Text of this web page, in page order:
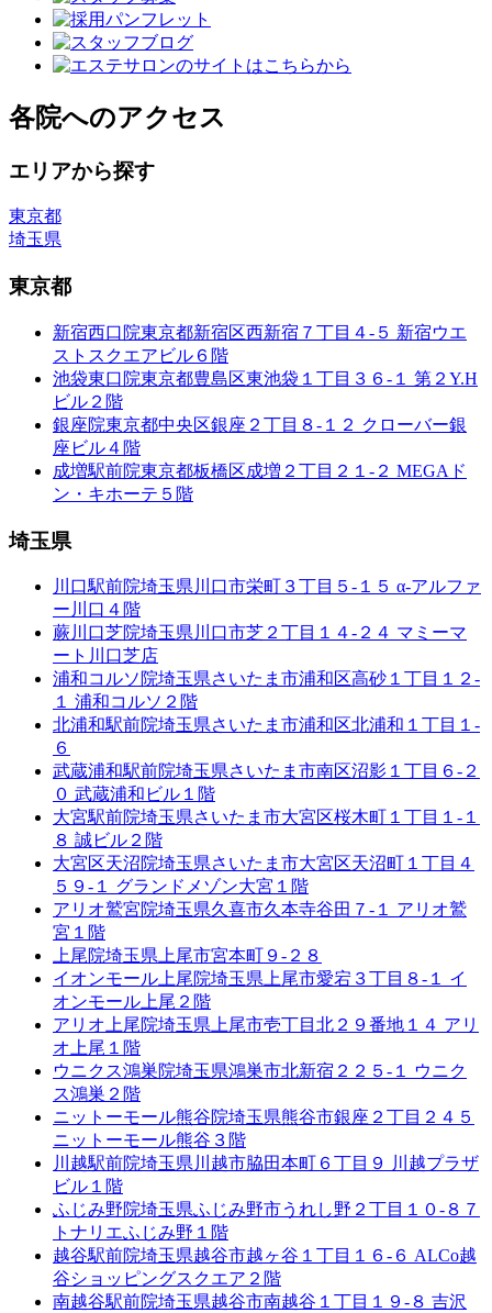
各院へのアクセス
エリアから探す
東京都
埼玉県
東京都
新宿西口院東京都新宿区西新宿７丁目４-５ 新宿ウエ
ストスクエアビル６階
池袋東口院東京都豊島区東池袋１丁目３６-１ 第２Y.H
ビル２階
銀座院東京都中央区銀座２丁目８-１２ クローバー銀
座ビル４階
成増駅前院東京都板橋区成増２丁目２１-２ MEGAド
ン・キホーテ５階
埼玉県
川口駅前院埼玉県川口市栄町３丁目５-１５ α-アルファ
ー川口４階
蕨川口芝院埼玉県川口市芝２丁目１４-２４ マミーマ
ート川口芝店
浦和コルソ院埼玉県さいたま市浦和区高砂１丁目１２-
１ 浦和コルソ２階
北浦和駅前院埼玉県さいたま市浦和区北浦和１丁目１-
６
武蔵浦和駅前院埼玉県さいたま市南区沼影１丁目６-２
０ 武蔵浦和ビル１階
大宮駅前院埼玉県さいたま市大宮区桜木町１丁目１-１
８ 誠ビル２階
大宮区天沼院埼玉県さいたま市大宮区天沼町１丁目４
５９-１ グランドメゾン大宮１階
アリオ鷲宮院埼玉県久喜市久本寺谷田７-１ アリオ鷲
宮１階
上尾院埼玉県上尾市宮本町９-２８
イオンモール上尾院埼玉県上尾市愛宕３丁目８-１ イ
オンモール上尾２階
アリオ上尾院埼玉県上尾市壱丁目北２９番地１４ アリ
オ上尾１階
ウニクス鴻巣院埼玉県鴻巣市北新宿２２５-１ ウニク
ス鴻巣２階
ニットーモール熊谷院埼玉県熊谷市銀座２丁目２４５
ニットーモール熊谷３階
川越駅前院埼玉県川越市脇田本町６丁目９ 川越プラザ
ビル１階
ふじみ野院埼玉県ふじみ野市うれし野２丁目１０-８７
トナリエふじみ野１階
越谷駅前院埼玉県越谷市越ヶ谷１丁目１６-６ ALCo越
谷ショッピングスクエア２階
南越谷駅前院埼玉県越谷市南越谷１丁目１９-８ 吉沢